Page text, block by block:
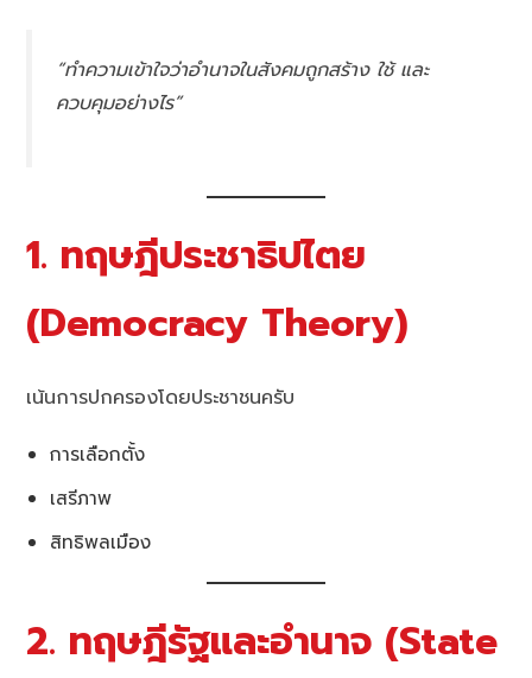
“ทำความเข้าใจว่าอำนาจในสังคมถูกสร้าง ใช้ และ
ควบคุมอย่างไร”
1. ทฤษฎีประชาธิปไตย
(Democracy Theory)
เน้นการปกครองโดยประชาชนครับ
การเลือกตั้ง
เสรีภาพ
สิทธิพลเมือง
2. ทฤษฎีรัฐและอำนาจ (State